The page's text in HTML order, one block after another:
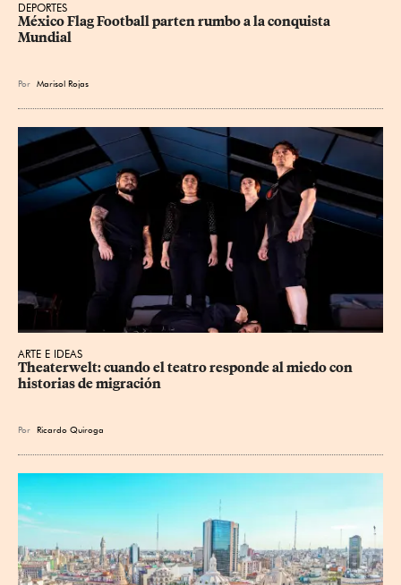
DEPORTES
México Flag Football parten rumbo a la conquista
Mundial
Por Marisol Rojas
ARTE E IDEAS
Theaterwelt: cuando el teatro responde al miedo con
historias de migración
Por Ricardo Quiroga